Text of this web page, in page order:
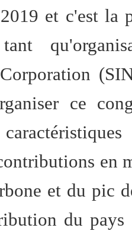
et c'est la
ce
en
et du pic
du pays